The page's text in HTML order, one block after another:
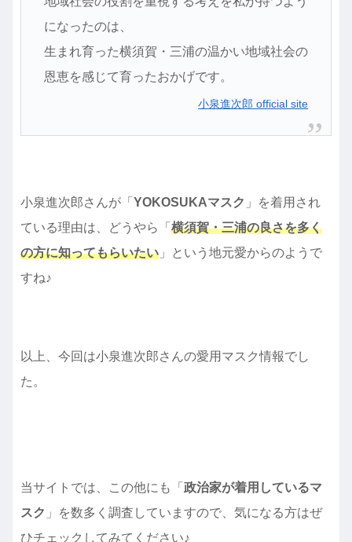
になったのは、
生まれ育った横須賀・三浦の温かい地域社会の
恩恵を感じて育ったおかげです。
小泉進次郎 official site
小泉進次郎さんが「 YOKOSUKAマスク 」を着用され
ている理由は、どうやら「 横須賀・三浦の良さを多く
の方に知ってもらいたい 」という地元愛からのようで
すね♪
以上、今回は小泉進次郎さんの愛用マスク情報でし
た。
当サイトでは、この他にも「 政治家が着用しているマ
スク 」を数多く調査していますので、気になる方はぜ
ひチェックしてみてください♪